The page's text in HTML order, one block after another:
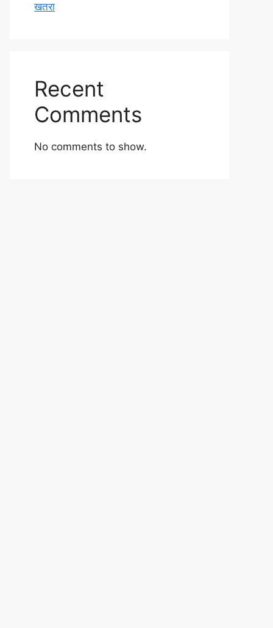
खतरा
Recent
Comments
No comments to show.